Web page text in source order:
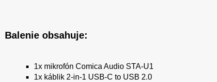
Balenie obsahuje:
1x mikrofón Comica Audio STA-U1
1x káblik 2-in-1 USB-C to USB 2.0